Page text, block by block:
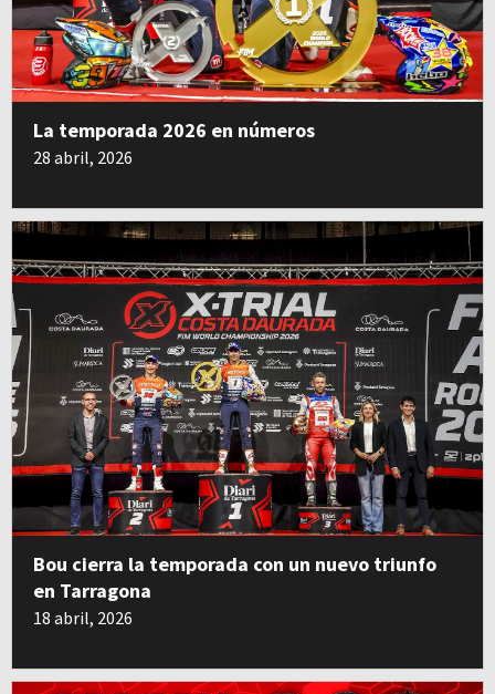
La temporada 2026 en números
28 abril, 2026
Bou cierra la temporada con un nuevo triunfo
en Tarragona
18 abril, 2026